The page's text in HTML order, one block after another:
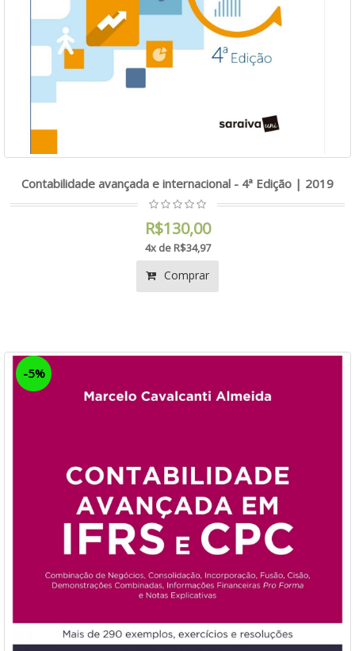
Contabilidade avançada e internacional - 4ª Edição | 2019
R$130,00
4x de R$34,97
Comprar
-5%